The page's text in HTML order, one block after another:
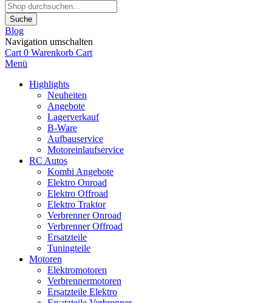
Suche
Blog
Navigation umschalten
Cart 0 Warenkorb Cart
Menü
Highlights
Neuheiten
Angebote
Lagerverkauf
B-Ware
Aufbauservice
Motoreinlaufservice
RC Autos
Kombi Angebote
Elektro Onroad
Elektro Offroad
Elektro Traktor
Verbrenner Onroad
Verbrenner Offroad
Ersatzteile
Tuningteile
Motoren
Elektromotoren
Verbrennermotoren
Ersatzteile Elektro